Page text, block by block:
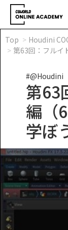
Top Houdini
第63回：フルイ
#@Houdini
第63
編（
学ぼ